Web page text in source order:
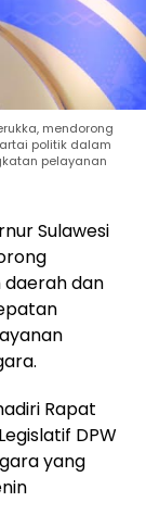
mendorong
politik dalam
pelayanan
Sulawesi
dan
Rapat
DPW
yang